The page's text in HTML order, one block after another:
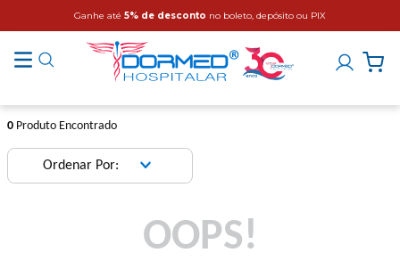
Ganhe até 5% de desconto no boleto, depósito ou PIX
0 Produto Encontrado
OOPS!